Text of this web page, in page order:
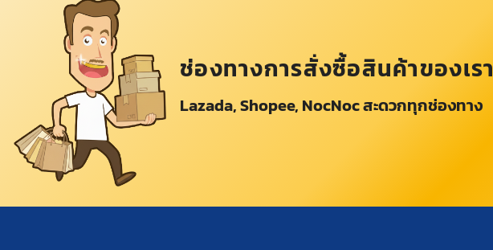
ช่องทางการสั่งซื้อสินค้าของเรา
Lazada, Shopee, NocNoc สะดวกทุกช่องทาง